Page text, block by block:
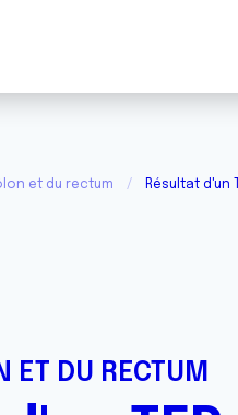
et du rectum Résultat d'un
ET DU RECTUM